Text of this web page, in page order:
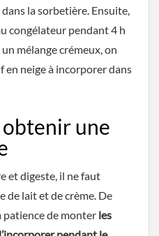
la sorbetière. Ensuite,
congélateur pendant 4 h
mélange crémeux, on
en neige à incorporer dans
une
et digeste, il ne faut
de lait et de crème. De
patience de monter les